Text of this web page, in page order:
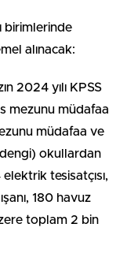
birimlerinde
alınacak:
2024 yılı KPSS
mezunu müdafaa
müdafaa ve
okullardan
tesisatçısı,
180 havuz
toplam 2 bin